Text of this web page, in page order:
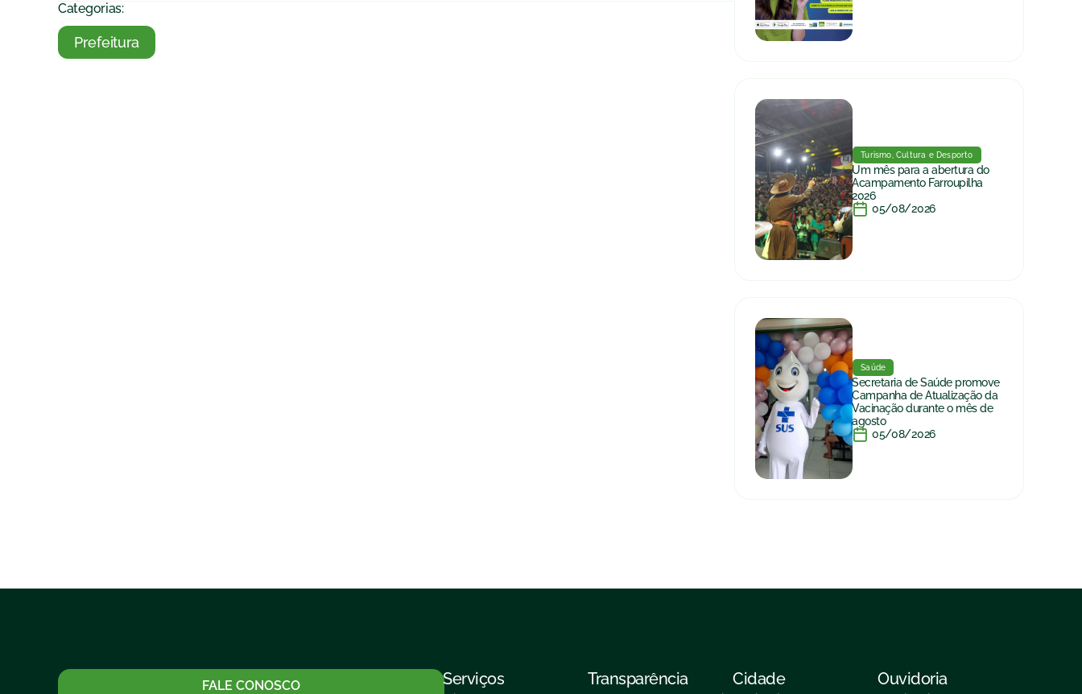
Categorias:
Prefeitura
Turismo, Cultura e Desporto
Um mês para a abertura do
Acampamento Farroupilha
2026
05/08/2026
Saúde
Secretaria de Saúde promove
Campanha de Atualização da
Vacinação durante o mês de
agosto
05/08/2026
FALE CONOSCO Serviços Transparência Cidade Ouvidoria